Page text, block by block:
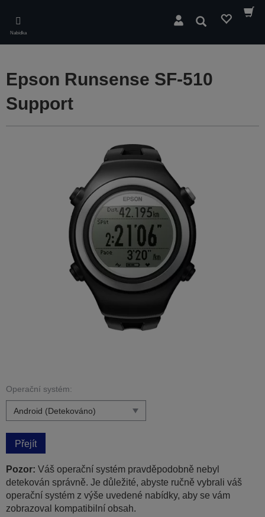
main
content
Nabídka
Hledat
Epson Runsense SF-510
Support
Operační systém:
Přejít
Pozor: Váš operační systém pravděpodobně nebyl
detekován správně. Je důležité, abyste ručně vybrali váš
operační systém z výše uvedené nabídky, aby se vám
zobrazoval kompatibilní obsah.